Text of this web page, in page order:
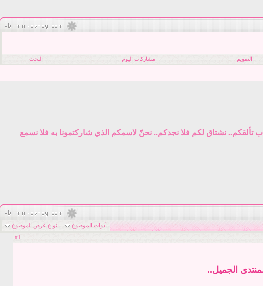
التقويم مشاركات اليوم البحث
تألقكم.. نشتاق لكم فلا نجدكم.. نحنّ لاسمكم الذي شاركتمونا به فلا نسمع
أدوات الموضوع انواع عرض الموضوع
1
الجميل..